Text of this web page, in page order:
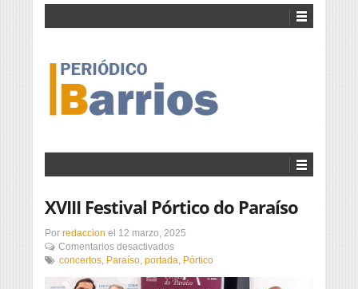
XVIII Festival Pórtico do Paraíso
Por redaccion el 12 marzo, 2025
Comentarios desactivadosen
XVIII
Pórtico
concertos, Paraíso, portada, Pórtico